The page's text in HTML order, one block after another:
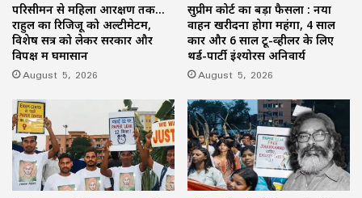
परिसीमन से महिला आरक्षण तक…
राहुल का रिजिजू को अल्टीमेटम,
विशेष सत्र को लेकर सरकार और
विपक्ष में घमासान
August 5, 2026
सुप्रीम कोर्ट का बड़ा फैसला : नया
वाहन खरीदना होगा महंगा, 4 साल
कार और 6 साल टू-व्हीलर के लिए
थर्ड-पार्टी इंश्योरेंस अनिवार्य
August 5, 2026